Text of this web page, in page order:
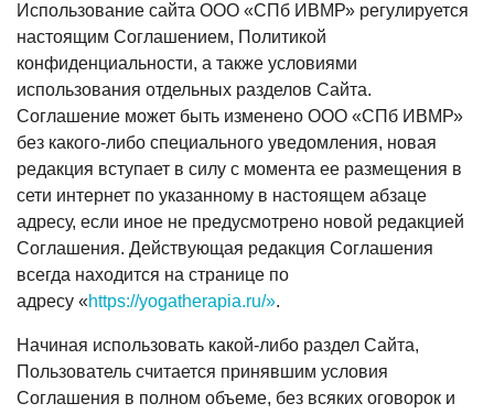
Использование сайта ООО «СПб ИВМР» регулируется
настоящим Соглашением, Политикой
конфиденциальности, а также условиями
использования отдельных разделов Сайта.
Соглашение может быть изменено ООО «СПб ИВМР»
без какого-либо специального уведомления, новая
редакция вступает в силу с момента ее размещения в
сети интернет по указанному в настоящем абзаце
адресу, если иное не предусмотрено новой редакцией
Соглашения. Действующая редакция Соглашения
всегда находится на странице по
адресу «https://yogatherapia.ru/».
Начиная использовать какой-либо раздел Сайта,
Пользователь считается принявшим условия
Соглашения в полном объеме, без всяких оговорок и